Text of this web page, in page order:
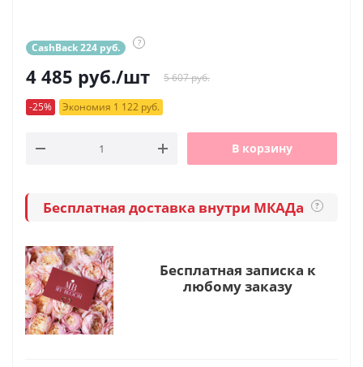
CashBack 224 руб. ?
4 485 руб./шт 5 607 руб.
-25% Экономия 1 122 руб.
В корзину
Бесплатная доставка внутри МКАДа ?
Бесплатная записка к
любому заказу